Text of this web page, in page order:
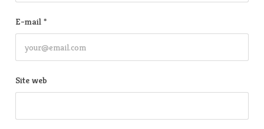
E-mail *
Site web